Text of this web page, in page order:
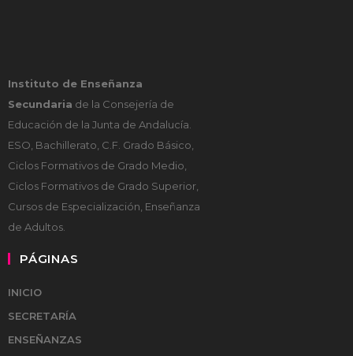
Instituto de Enseñanza
Secundaria de la Consejería de
Educación de la Junta de Andalucía.
ESO, Bachillerato, C.F. Grado Básico,
Ciclos Formativos de Grado Medio,
Ciclos Formativos de Grado Superior,
Cursos de Especialización, Enseñanza
de Adultos.
PÁGINAS
INICIO
SECRETARÍA
ENSEÑANZAS